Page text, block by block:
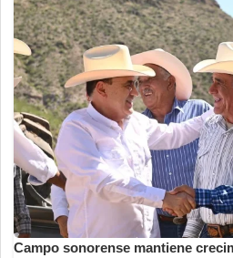
Campo sonorense mantiene